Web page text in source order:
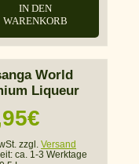
IN DEN
WARENKORB
World
Liqueur
€
zzgl. Versand
ca. 1-3 Werktage